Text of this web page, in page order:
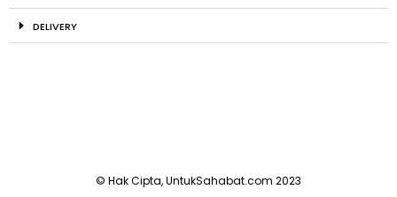
DELIVERY
© Hak Cipta, UntukSahabat.com 2023